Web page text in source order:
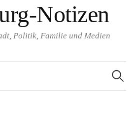
Notizen
Politik, Familie und Medien
nach: